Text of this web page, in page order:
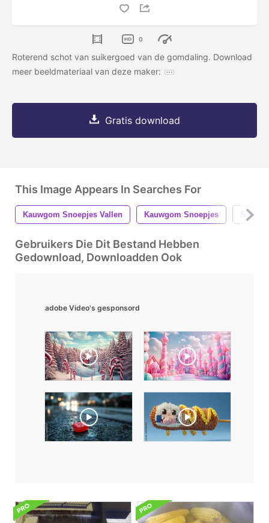
0
Roterend schot van suikergoed van de gomdaling. Download
meer beeldmateriaal van deze maker:
Gratis download
This Image Appears In Searches For
Kauwgom Snoepjes Vallen Kauwgom Snoepjes Snoep
Gebruikers Die Dit Bestand Hebben
Gedownload, Downloadden Ook
adobe Video's gesponsord